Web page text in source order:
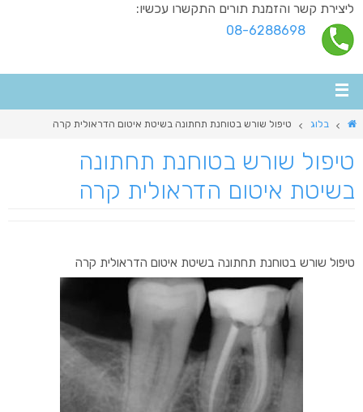
ליצירת קשר והזמנת תורים התקשרו עכשיו:
08-6288698
בלוג טיפול שורש בטוחנת תחתונה בשיטת איטום הדראולית קרה
טיפול שורש בטוחנת תחתונה
בשיטת איטום הדראולית קרה
טיפול שורש בטוחנת תחתונה בשיטת איטום הדראולית קרה